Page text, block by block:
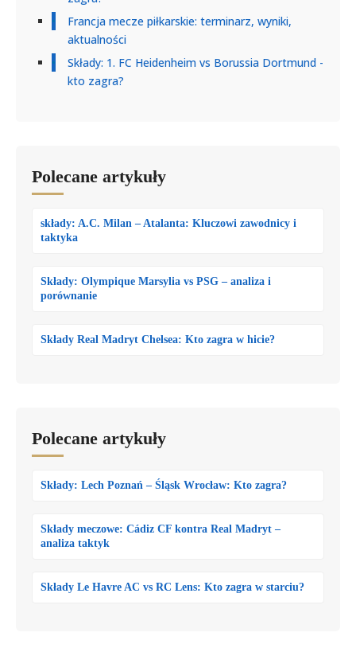
Francja mecze piłkarskie: terminarz, wyniki,
aktualności
Składy: 1. FC Heidenheim vs Borussia Dortmund -
kto zagra?
Polecane artykuły
składy: A.C. Milan – Atalanta: Kluczowi zawodnicy i
taktyka
Składy: Olympique Marsylia vs PSG – analiza i
porównanie
Składy Real Madryt Chelsea: Kto zagra w hicie?
Polecane artykuły
Składy: Lech Poznań – Śląsk Wrocław: Kto zagra?
Składy meczowe: Cádiz CF kontra Real Madryt –
analiza taktyk
Składy Le Havre AC vs RC Lens: Kto zagra w starciu?